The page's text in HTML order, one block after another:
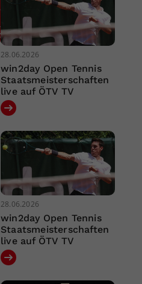
28.06.2026
win2day Open Tennis
Staatsmeisterschaften
live auf ÖTV TV
28.06.2026
win2day Open Tennis
Staatsmeisterschaften
live auf ÖTV TV